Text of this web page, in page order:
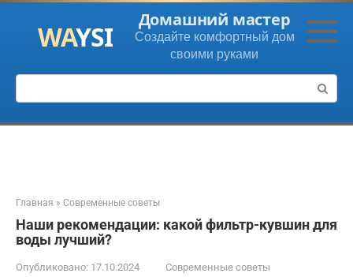
Перейти
контенту
Домашний мастер
Создайте комфортный дом
своими руками
Поиск:
Главная » Современные советы
Наши рекомендации: какой фильтр-кувшин для
воды лучший?
Опубликовано: 17.10.2024 Современные советы